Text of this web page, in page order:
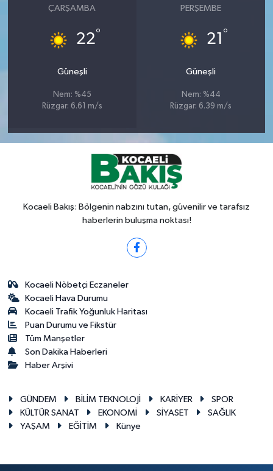
ÇARŞAMBA
22°
Güneşli
Nem: %45
Rüzgar: 6.61 m/s
PERŞEMBE
21 °
Güneşli
Nem: %44
Rüzgar: 6.39 m/s
Kocaeli Bakış: Bölgenin nabzını tutan, güvenilir ve tarafsız
haberlerin buluşma noktası!
Kocaeli Nöbetçi Eczaneler
Kocaeli Hava Durumu
Kocaeli Trafik Yoğunluk Haritası
Puan Durumu ve Fikstür
Tüm Manşetler
Son Dakika Haberleri
Haber Arşivi
GÜNDEM BİLİM TEKNOLOJİ KARİYER
SPOR
KÜLTÜR SANAT
EKONOMİ SİYASET
SAĞLIK
YAŞAM
EĞİTİM Künye